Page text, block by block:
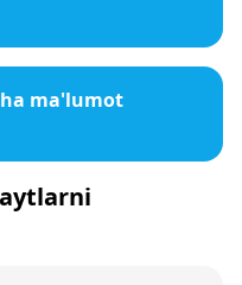
ma'lumot